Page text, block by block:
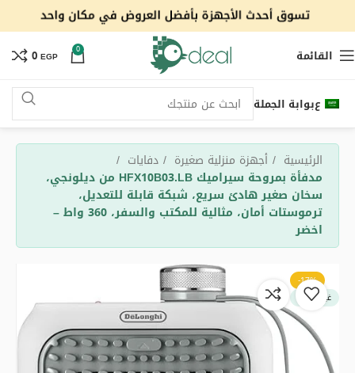
القائمة 0
0EGP
عبوابة الجملة
الرئيسية أجهزة منزلية صغيرة
دفايات
مدفأة بمروحة سيراميك HFX10B03.LB من ديلونجي،
سخان صغير هادئ سريع، شبكة قابلة للتعديل،
ترموستات أمان، مثالية للمكتب والسفر، 360 واط –
اخضر
-17%
غير متوفر